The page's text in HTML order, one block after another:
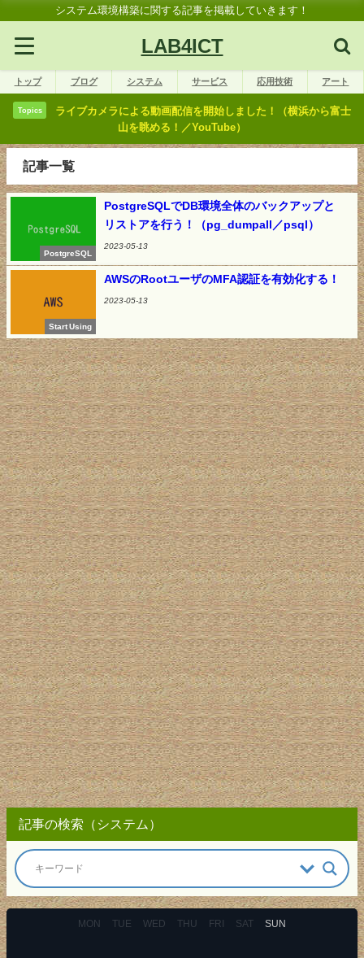
システム環境構築に関する記事を掲載していきます！
LAB4ICT
トップ ブログ システム サービス 応用技術 アート
Topics
ライブカメラによる動画配信を開始しました！（横浜から富士
山を眺める！／YouTube）
記事一覧
PostgreSQL
PostgreSQLでDB環境全体のバックアップと
リストアを行う！（pg_dumpall／psql）
2023-05-13
Start Using
AWSのRootユーザのMFA認証を有効化する！
2023-05-13
記事の検索（システム）
MON TUE WED THU FRI SAT SUN